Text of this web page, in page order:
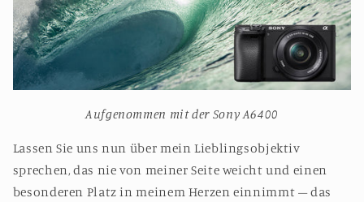
Aufgenommen mit der Sony A6400
Lassen Sie uns nun über mein Lieblingsobjektiv
sprechen, das nie von meiner Seite weicht und einen
besonderen Platz in meinem Herzen einnimmt – das